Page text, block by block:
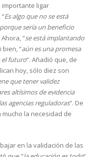
importante ligar
. “Es algo que no se está
sería un beneficio
“se está implantando
bien, “aún es una promesa
el futuro“. Añadió que, de
hoy, sólo diez son
que tener validez
altísimos de evidencia
agencias reguladoras“. De
la necesidad de
en la validación de las